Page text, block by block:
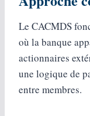
Le CACMDS
où la banque
actionnaires
une logique de
entre membres.